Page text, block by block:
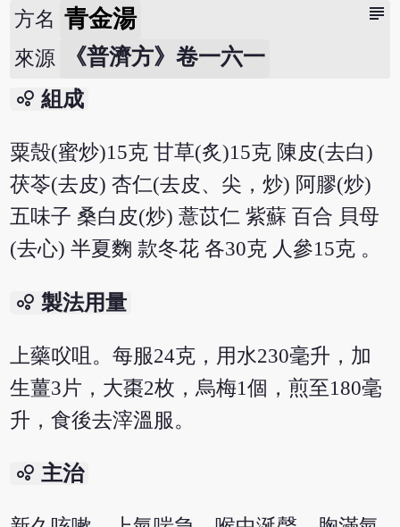
subject
方名 青金湯
來源 《普濟方》卷一六一
bubble_chart 組成
粟殼(蜜炒)15克 甘草(炙)15克 陳皮(去白)
茯苓(去皮) 杏仁(去皮、尖，炒) 阿膠(炒)
五味子 桑白皮(炒) 薏苡仁 紫蘇 百合 貝母
(去心) 半夏麴 款冬花 各30克 人參15克 。
bubble_chart 製法用量
上藥㕮咀。每服24克，用水230毫升，加
生薑3片，大棗2枚，烏梅1個，煎至180毫
升，食後去滓溫服。
bubble_chart 主治